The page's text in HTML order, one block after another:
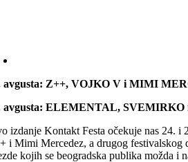
avgusta: Z++, VOJKO V i MIMI
avgusta: ELEMENTAL,
izdanje Kontakt Festa očekuje nas 24. i
i Mimi Mercedez, a drugog festivalskog
kojih se beogradska publika možda i